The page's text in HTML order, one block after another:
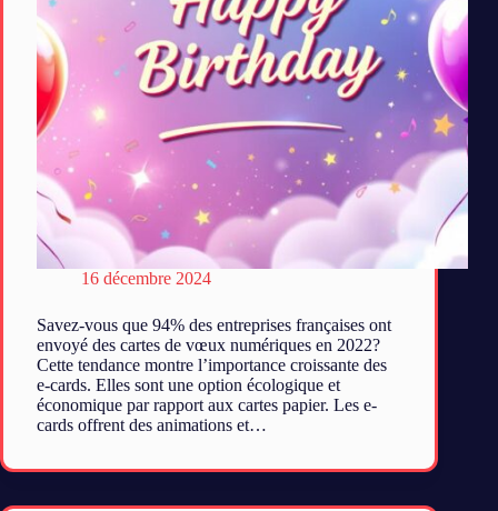
16 décembre 2024
Savez-vous que 94% des entreprises françaises ont
envoyé des cartes de vœux numériques en 2022?
Cette tendance montre l’importance croissante des
e-cards. Elles sont une option écologique et
économique par rapport aux cartes papier. Les e-
cards offrent des animations et…